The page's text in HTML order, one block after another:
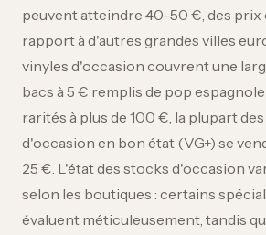
peuvent atteindre 40–50 €, des
rapport à d'autres grandes villes
vinyles d'occasion couvrent une
bacs à 5 € remplis de pop
rarités à plus de 100 €, la plupart
d'occasion en bon état (VG+) se
25 €. L'état des stocks d'occasion
selon les boutiques : certains
évaluent méticuleusement, tandis